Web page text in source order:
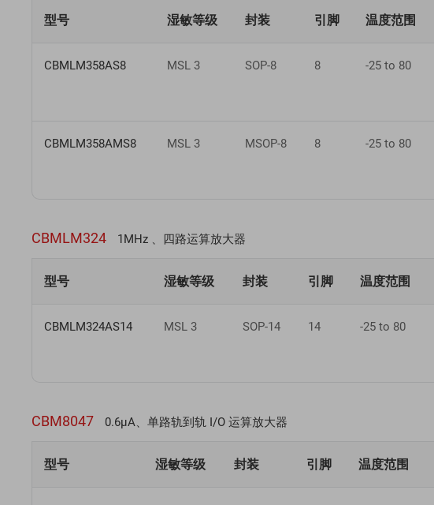
型号 湿敏等级 封装 引脚 温度范围
CBMLM358AS8 MSL 3 SOP-8 8 -25 to 80
CBMLM358AMS8 MSL 3 MSOP-8 8 -25 to 80
CBMLM324 1MHz 、四路运算放大器
型号 湿敏等级 封装 引脚 温度范围
CBMLM324AS14 MSL 3 SOP-14 14 -25 to 80
CBM8047 0.6μA、单路轨到轨 I/O 运算放大器
型号 湿敏等级 封装 引脚 温度范围